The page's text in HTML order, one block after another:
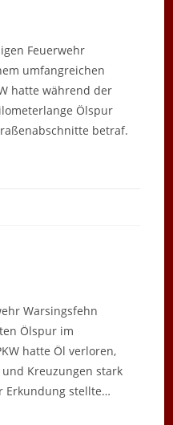
Feuerwehr
umfangreichen
hatte während der
Ölspur
betraf.
Warsingsfehn
Ölspur im
hatte Öl verloren,
Kreuzungen stark
Erkundung stellte…